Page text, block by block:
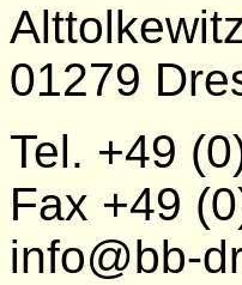
01279
Tel. +49
Fax +49
info@bb-